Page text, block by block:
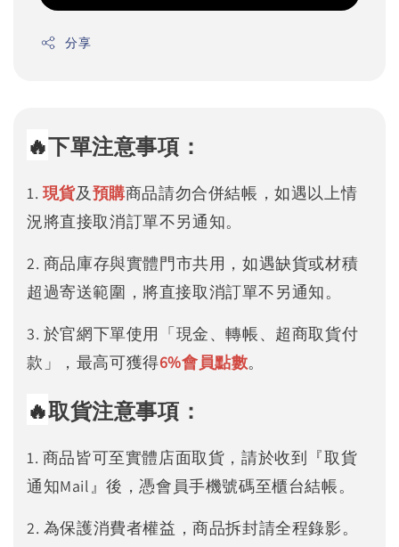
分享
🔥下單注意事項：
1. 現貨及預購商品請勿合併結帳，如遇以上情
況將直接取消訂單不另通知。
2. 商品庫存與實體門市共用，如遇缺貨或材積
超過寄送範圍，將直接取消訂單不另通知。
3. 於官網下單使用「現金、轉帳、超商取貨付
款」，最高可獲得6%會員點數。
🔥取貨注意事項：
1. 商品皆可至實體店面取貨，請於收到『取貨
通知Mail』後，憑會員手機號碼至櫃台結帳。
2. 為保護消費者權益，商品拆封請全程錄影。